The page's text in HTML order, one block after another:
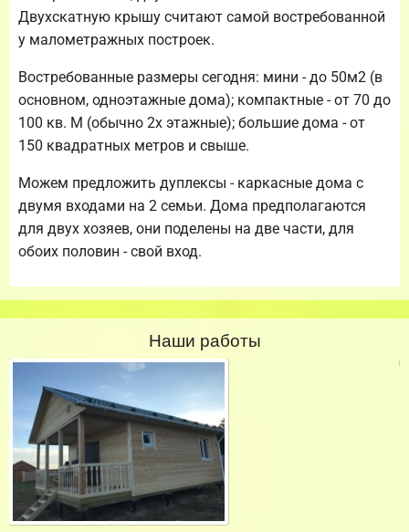
Двухскатную крышу считают самой востребованной
у малометражных построек.
Востребованные размеры сегодня: мини - до 50м2 (в
основном, одноэтажные дома); компактные - от 70 до
100 кв. М (обычно 2х этажные); большие дома - от
150 квадратных метров и свыше.
Можем предложить дуплексы - каркасные дома с
двумя входами на 2 семьи. Дома предполагаются
для двух хозяев, они поделены на две части, для
обоих половин - свой вход.
Наши работы